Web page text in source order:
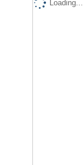
Loading...